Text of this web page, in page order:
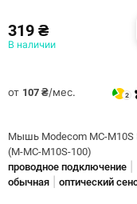
319 ₴
В наличии
от 107 ₴/мес. 2
Мышь Modecom MC-M10S
(M-MC-M10S-100)
проводное подключение
обычная оптический